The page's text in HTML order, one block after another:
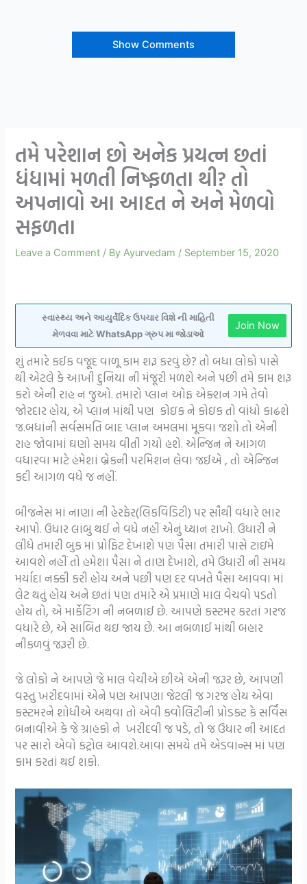
Show Comments
તમે પરેશાન છો અનેક પ્રયત્ન છતાં
ધંધામાં મળતી નિષ્ફળતા થી? તો
અપનાવો આ આદત ને અને મેળવો
સફળતા
Leave a Comment / ByAyurvedam / September 15, 2020
સ્વાસ્થ્ય અને આયુર્વેદિક ઉપચાર વિશે ની માહિતી
મેળવવા માટે WhatsApp ગ્રુપ મા જોડાઓ
Join Now
શું તમારે કઈક વજૂદ વાળૂ કામ શરૂ કરવું છે? તો બધા લોકો પાસે
થી એટલે કે આખી દુનિયા ની મંજૂરી મળશે અને પછી તમે કામ શરૂ
કરો એની રાહ ન જુઓ. તમારો પ્લાન ઓફ એક્શન ગમે તેવો
જોરદાર હોય, એ પ્લાન માંથી પણ કોઇક ને કોઇક તો વાંધો કાઢશે
જ.બધાંની સર્વસંમતિ બાદ પ્લાન અમલમાં મૂકવા જશો તો એની
રાહ જોવામાં ઘણો સમય વીતી ગયો હશે. એન્જિન ને આગળ
વધારવા માટે હંમેશાં બ્રેકની પરમિશન લેવા જઈએ , તો એન્જિન
કદી આગળ વધે જ નહીં.
બીજનેસ માં નાણાં ની હેરફેર(લિકવિડિટી) પર સૌથી વધારે ભાર
આપો. ઉધાર લાંબુ થઈ ને વધે નહીં એનું ધ્યાન રાખો. ઉધારી ને
લીધે તમારી બુક માં પ્રોફિટ દેખાશે પણ પૈસા તમારી પાસે ટાઇમે
આવશે નહીં તો હમેશા પૈસા ને તાણ દેખાશે, તમે ઉધારી ની સમય
મર્યાદા નક્કી કરી હોય અને પછી પણ દર વખતે પૈસા આવવા માં
લેટ થતું હોય અને છતાં પણ તમારે એ પ્રમાણે માલ વેચવો પડતો
હોય તો, એ માર્કેટિંગ ની નબળાઈ છે. આપણે કસ્ટમર કરતાં ગરજ
વધારે છે, એ સાબિત થઇ જાય છે. આ નબળાઈ માંથી બહાર
નીકળવું જરૂરી છે.
જે લોકો ને આપણે જે માલ વેચીએ છીએ એની જરૂર છે, આપણી
વસ્તુ ખરીદવામાં એને પણ આપણા જેટલી જ ગરજ હોય એવા
કસ્ટમરને શોધીએ અથવા તો એવી ક્વોલિટીની પ્રોડક્ટ કે સર્વિસ
બનાવીએ કે જે ગ્રાહકો ને ખરીદવી જ પડે, તો જ ઉધાર ની આદત
પર સારો એવો કંટ્રોલ આવશે.આવા સમયે તમે એડવાંન્સ માં પણ
કામ કરતાં થઈ શકો.